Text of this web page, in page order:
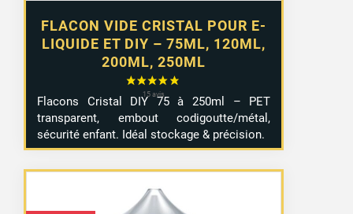
FLACON VIDE CRISTAL POUR E-
LIQUIDE ET DIY – 75ML, 120ML,
200ML, 250ML
Flacons Cristal DIY 75 à 250ml – PET
transparent, embout codigoutte/métal,
sécurité enfant. Idéal stockage & précision.